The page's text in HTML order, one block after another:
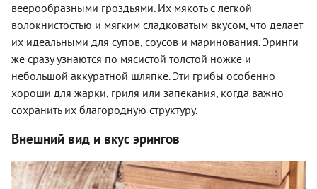
веерообразными гроздьями. Их мякоть с легкой
волокнистостью и мягким сладковатым вкусом, что делает
их идеальными для супов, соусов и маринования. Эринги
же сразу узнаются по мясистой толстой ножке и
небольшой аккуратной шляпке. Эти грибы особенно
хороши для жарки, гриля или запекания, когда важно
сохранить их благородную структуру.
Внешний вид и вкус эрингов